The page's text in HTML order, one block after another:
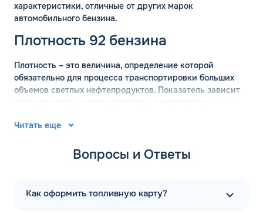
характеристики, отличные от других марок
автомобильного бензина.
Плотность 92 бензина
Плотность – это величина, определение которой
обязательно для процесса транспортировки больших
объемов светлых нефтепродуктов. Показатель зависит
плотности бензина используются готовые таблицы.
в сторону уменьшения или увеличения.
43,6 МДж/кг с небольшой погрешностью. Показатель не
Читать еще
Вопросы и Ответы
Как оформить топливную карту?